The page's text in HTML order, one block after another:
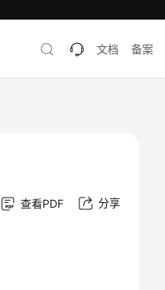
文档 备案
查看PDF 分享